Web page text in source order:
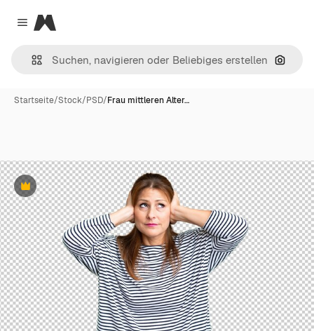
Close menu
Magnific
Nach
Startseite/Stock/PSD/Frau mittleren Alter…
Premium